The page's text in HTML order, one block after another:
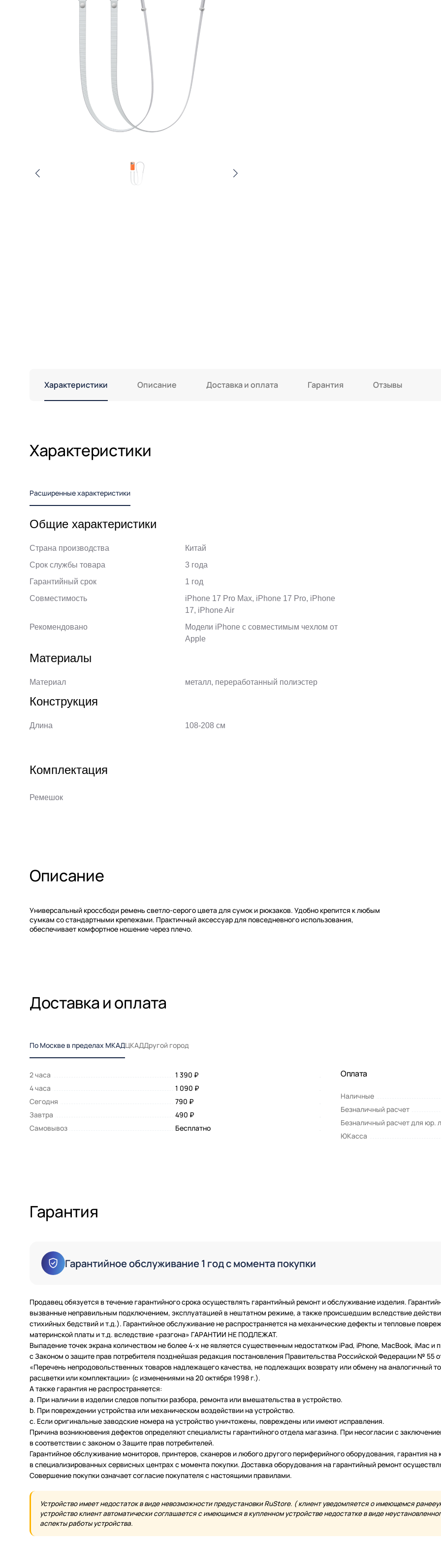
Характеристики Описание Доставка и оплата Гарантия Отзывы
Характеристики
Расширенные характеристики
Общие характеристики
Страна производства
Китай
Срок службы товара
3 года
Гарантийный срок
1 год
Совместимость
iPhone 17 Pro Max, iPhone 17 Pro, iPhone
17, iPhone Air
Рекомендовано
Модели iPhone с совместимым чехлом от
Apple
Материалы
Материал металл, переработанный полиэстер
Конструкция
Длина 108-208 см
Комплектация
Ремешок
Описание
Универсальный кроссбоди ремень светло-серого цвета для сумок и рюкзаков. Удобно крепится к любым
сумкам со стандартными крепежами. Практичный аксессуар для повседневного использования,
обеспечивает комфортное ношение через плечо.
Доставка и оплата
По Москве в пределах МКАДЦКАДДругой город
2 часа
1 390 ₽
4 часа
1 090 ₽
Сегодня
790 ₽
Завтра
490 ₽
Самовывоз
Бесплатно
Оплата
Наличные
Безналичный расчет
Безналичный расчет для юр.
ЮКасса
Гарантия
Гарантийное обслуживание 1 год с момента покупки
Продавец обязуется в течение гарантийного срока осуществлять гарантийный ремонт и обслуживание изделия.
вызванные неправильным подключением, эксплуатацией в нештатном режиме, а также происшедшим вследствие
стихийных бедствий и т.д.). Гарантийное обслуживание не распространяется на механические дефекты и тепловые
материнской платы и т.д. вследствие «разгона» ГАРАНТИИ НЕ ПОДЛЕЖАТ.
Выпадение точек экрана количеством не более 4-х не является существенным недостатком iPad, iPhone, MacBook, iMac
с Законом о защите прав потребителя позднейшая редакция постановления Правительства Российской Федерации № 55
«Перечень непродовольственных товаров надлежащего качества, не подлежащих возврату или обмену на аналогичный
расцветки или комплектации» (с изменениями на 20 октября 1998 г.).
А также гарантия не распространяется:
a. При наличии в изделии следов попытки разбора, ремонта или вмешательства в устройство.
b. При повреждении устройства или механическом воздействии на устройство.
c. Если оригинальные заводские номера на устройство уничтожены, повреждены или имеют исправления.
Причина возникновения дефектов определяют специалисты гарантийного отдела магазина. При несогласии с
в соответствии с законом о Защите прав потребителей.
Гарантийное обслуживание мониторов, принтеров, сканеров и любого другого периферийного оборудования, гарантия
в специализированных сервисных центрах с момента покупки. Доставка оборудования на гарантийный ремонт
Совершение покупки означает согласие покупателя с настоящими правилами.
Устройство имеет недостаток в виде невозможности предустановки RuStore. ( клиент уведомляется о имеющемся
устройство клиент автоматически соглашается с имеющимся в купленном устройстве недостатке в виде
аспекты работы устройства.